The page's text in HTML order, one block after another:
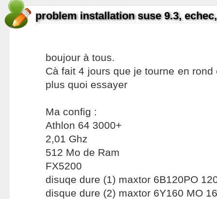
problem installation suse 9.3,
boujour à tous.
Cà fait 4 jours que je tourne en
plus quoi essayer
Ma config :
Athlon 64 3000+
2,01 Ghz
512 Mo de Ram
FX5200
disuqe dure (1) maxtor 6B120PO
disque dure (2) maxtor 6Y160 MO